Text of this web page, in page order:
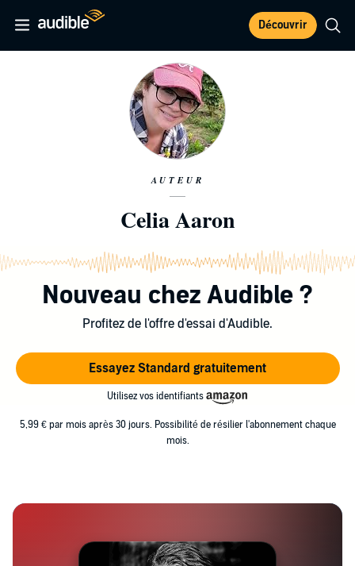
Découvrir
AUTEUR
Celia Aaron
Nouveau chez Audible ?
Profitez de l'offre d'essai d'Audible.
Essayez Standard gratuitement
Utilisez vos identifiants
5,99 € par mois après 30 jours. Possibilité de résilier l'abonnement chaque
mois.